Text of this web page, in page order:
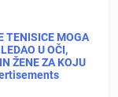
TENISICE MOGA
U OČI,
ŽENE ZA KOJU